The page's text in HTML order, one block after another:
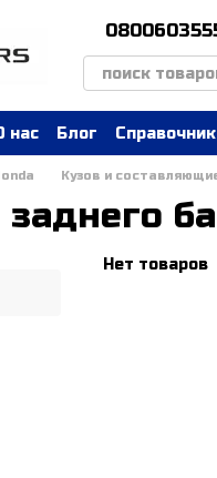
нас Блог
Кузов и
заднего
Нет товаров